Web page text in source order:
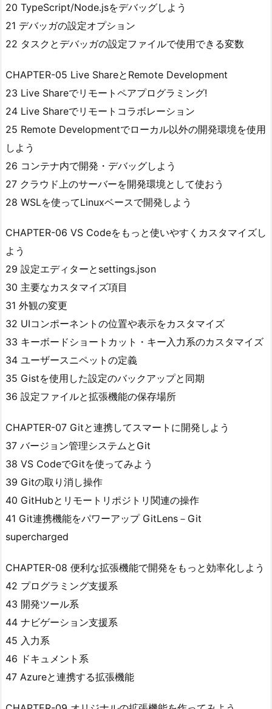
20 TypeScript/Node.jsをデバッグしよう
21 デバッガの設定オプション
22 タスクとデバッガの設定ファイルで使用できる変数
CHAPTER-05 Live ShareとRemote Development
23 Live Shareでリモートペアプログラミング!
24 Live Shareでリモートコラボレーション
25 Remote Developmentでローカル以外の開発環境を使用
しよう
26 コンテナ内で開発・デバッグしよう
27 クラウド上のサーバーを開発環境として使おう
28 WSLを使ってLinuxベースで開発しよう
CHAPTER-06 VS Codeをもっと使いやすくカスタマイズし
よう
29 設定エディターとsettings.json
30 主要なカスタマイズ項目
31 外観の変更
32 UIコンポーネントの位置や表示をカスタマイズ
33 キーボードショートカット・キー入力系のカスタマイズ
34 ユーザースニペットの定義
35 Gistを使用した設定のバックアップと同期
36 設定ファイルと拡張機能の保存場所
CHAPTER-07 Gitと連携してスマートに開発しよう
37 バージョン管理システムとGit
38 VS CodeでGitを使ってみよう
39 Gitの取り消し操作
40 GitHubとリモートリポジトリ関連の操作
41 Git連携機能をパワーアップ GitLens－Git
supercharged
CHAPTER-08 便利な拡張機能で開発をもっと効率化しよう
42 プログラミング支援系
43 開発ツール系
44 ナビゲーション支援系
45 入力系
46 ドキュメント系
47 Azureと連携する拡張機能